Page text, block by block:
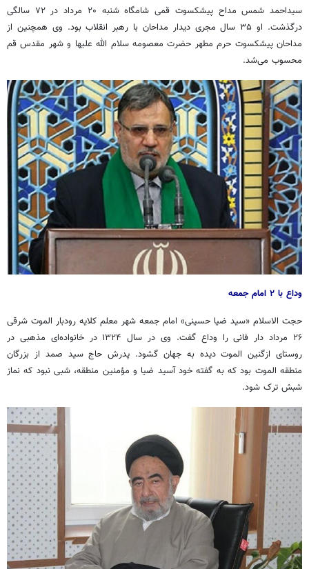
سیداحمد شمس مداح پیشکسوت قمی شامگاه شنبه ۲۰ مرداد در ۷۲ سالگی
درگذشت. او ۳۵ سال مجری دیدار مداحان با رهبر انقلاب بود. وی همچنین از
مداحان پیشکسوت حرم مطهر حضرت معصومه سلام الله علیها و شهر مقدس قم
محسوب می‌شد.
وداع با ۲ امام جمعه
حجت الاسلام «سید ضیا حسینی» امام جمعه شهر معلم کلایه رودبار الموت شرقی
۲۶ مرداد دار فانی را وداع گفت. وی در سال ۱۳۲۴ در خانواده‌ای مذهبی در
روستای ازگنین الموتدیده به جهان گشود. پدرش حاج سید صمد از بزرگان
منطقه الموت بود که به گفته خودآسید ضیا و مؤمنین منطقه، شبی نبود که نماز
شبش ترک شود.